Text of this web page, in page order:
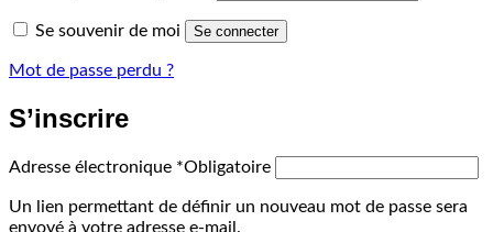
Se souvenir de moi Se connecter
Mot de passe perdu ?
S’inscrire
Adresse électronique *Obligatoire
Un lien permettant de définir un nouveau mot de passe sera
envoyé à votre adresse e-mail.